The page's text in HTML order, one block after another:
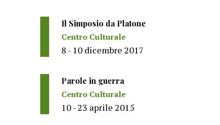
Il Simposio da Platone
Centro Culturale
8 - 10 dicembre 2017
Parole in guerra
Centro Culturale
10 - 23 aprile 2015